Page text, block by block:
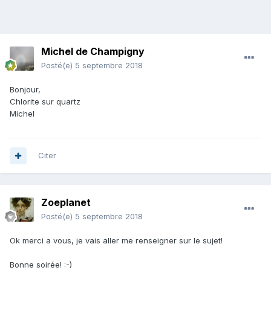
Michel de Champigny
Posté(e) 5 septembre 2018
Bonjour,
Chlorite sur quartz
Michel
Citer
Zoeplanet
Posté(e) 5 septembre 2018
Ok merci a vous, je vais aller me renseigner sur le sujet!
Bonne soirée! :-)